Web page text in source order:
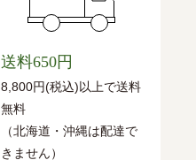
送料650円
8,800円(税込)以上で送料
無料
（北海道・沖縄は配達で
きません）